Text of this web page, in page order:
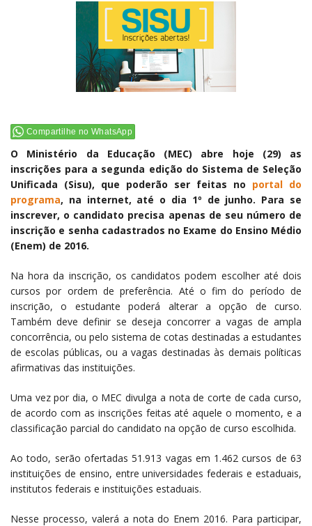
Compartilhe no WhatsApp
O Ministério da Educação (MEC) abre hoje (29) as
inscrições para a segunda edição do Sistema de Seleção
Unificada (Sisu), que poderão ser feitas no portal do
programa, na internet, até o dia 1º de junho. Para se
inscrever, o candidato precisa apenas de seu número de
inscrição e senha cadastrados no Exame do Ensino Médio
(Enem) de 2016.
Na hora da inscrição, os candidatos podem escolher até dois
cursos por ordem de preferência. Até o fim do período de
inscrição, o estudante poderá alterar a opção de curso.
Também deve definir se deseja concorrer a vagas de ampla
concorrência, ou pelo sistema de cotas destinadas a estudantes
de escolas públicas, ou a vagas destinadas às demais políticas
afirmativas das instituições.
Uma vez por dia, o MEC divulga a nota de corte de cada curso,
de acordo com as inscrições feitas até aquele o momento, e a
classificação parcial do candidato na opção de curso escolhida.
Ao todo, serão ofertadas 51.913 vagas em 1.462 cursos de 63
instituições de ensino, entre universidades federais e estaduais,
institutos federais e instituições estaduais.
Nesse processo, valerá a nota do Enem 2016. Para participar,